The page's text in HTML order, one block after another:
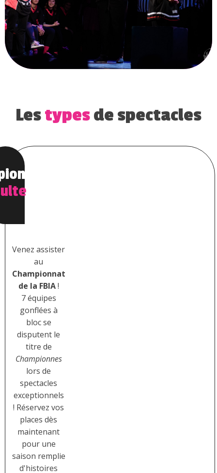
Lestypesde spectacles
Venez assister
au
Championnat
de la FBIA!
7 équipes
gonflées à
bloc se
disputent le
titre de
Championnes
lors de
spectacles
exceptionnels
! Réservez vos
places dès
maintenant
pour une
saison remplie
d'histoires